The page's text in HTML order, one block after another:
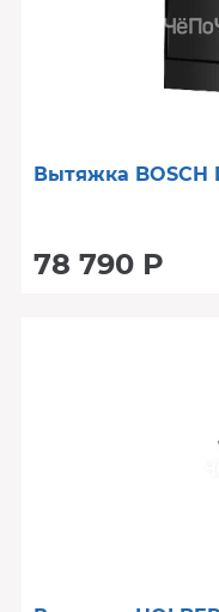
Вытяжка BOSCH
78 790 Р